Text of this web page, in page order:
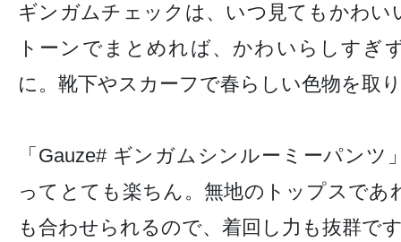
ギンガムチェックは、いつ見てもかわい
トーンでまとめれば、かわいらしすぎ
に。靴下やスカーフで春らしい色物を取
「 Gauze# ギンガムシンルーミーパンツ
ってとても楽ちん。無地のトップスであ
も合わせられるので、着回し力も抜群で